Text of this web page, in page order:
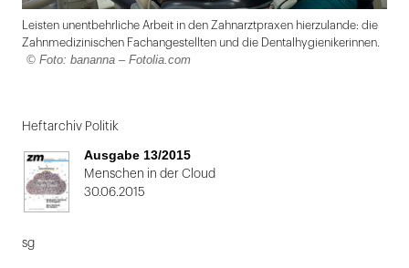
Lightbox
öffnen
Leisten unentbehrliche Arbeit in den Zahnarztpraxen hierzulande: die
Zahnmedizinischen Fachangestellten und die Dentalhygienikerinnen.
© Foto: bananna – Fotolia.com
1
von
2
Heftarchiv Politik
Ausgabe 13/2015
Menschen in der Cloud
30.06.2015
sg